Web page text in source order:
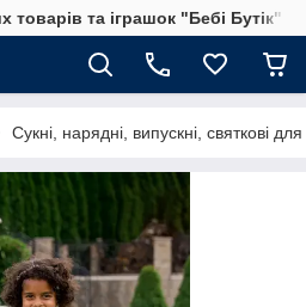
товарів та іграшок "Бебі Бутік"
Сукні, нарядні, випускні, святкові для